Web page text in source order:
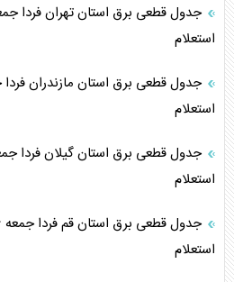
استعلام
استعلام
استعلام
استعلام